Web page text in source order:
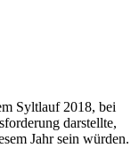
Syltlauf 2018, bei
darstellte,
Jahr sein würden.